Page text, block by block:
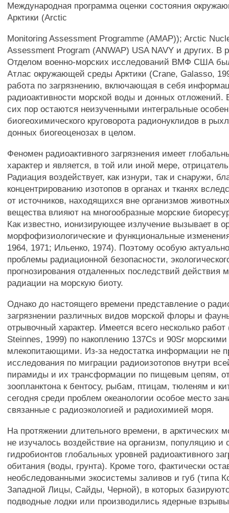
Международная программа оценки состояния
Арктики (Arctic
Monitoring Assessment Programme (AMAP)); Arctic
Assessment Program (ANWAP) USA NAVY и других. В
Отделом военно-морских исследований ВМФ США
Атлас окружающей среды Арктики (Crane, Galasso,
работа по загрязнению, включающая в себя
радиоактивности морской воды и донных отложений.
сих пор остаются неизученными интегральные
биогеохимического круговорота радионуклидов в
донных биогеоценозах в целом.
Феномен радиоактивного загрязнения имеет
характер и является, в той или иной мере,
Радиация воздействует, как изнури, так и снаружи,
концентрированию изотопов в органах и тканях
от источников, находящихся вне организмов
вещества влияют на многообразные морские
Как известно, ионизирующее излучение вызывает в
морфофизиологические и функциональные
1964, 1971; Ильенко, 1974). Поэтому особую
проблемы радиационной безопасности,
прогнозирования отдаленных последствий действия
радиации на морскую биоту.
Однако до настоящего времени представление о
загрязнении различных видов морской флоры и
отрывочный характер. Имеется всего несколько
Steinnes, 1999) по накоплению 137Cs и 90Sr морскими
млекопитающими. Из-за недостатка информации не
исследования по миграции радиоизотопов внутри
пирамиды и их трансформации по пищевым цепям,
зоопланктона к бентосу, рыбам, птицам, тюленям и
сегодня среди проблем океанологии особое место
связанные с радиоэкологией и радиохимией моря.
На протяжении длительного времени, в арктических
не изучалось воздействие на организм, популяцию и
гидробионтов глобальных уровней радиоактивного
обитания (воды, грунта). Кроме того, фактически
необследованными экосистемы заливов и губ (типа
Западной Лицы, Сайды, Черной), в которых
подводные лодки или производились ядерные